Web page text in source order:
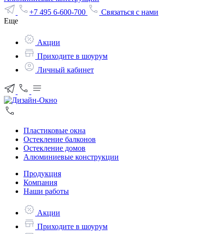
+7 495 6-600-700
Связаться с нами
Еще
Акции
Приходите в шоурум
Личный кабинет
Пластиковые окна
Остекление балконов
Остекление домов
Алюминиевые конструкции
Продукция
Компания
Наши работы
Акции
Приходите в шоурум